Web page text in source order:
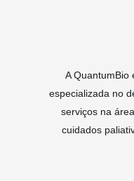
A QuantumBio
especializada no
serviços na
cuidados